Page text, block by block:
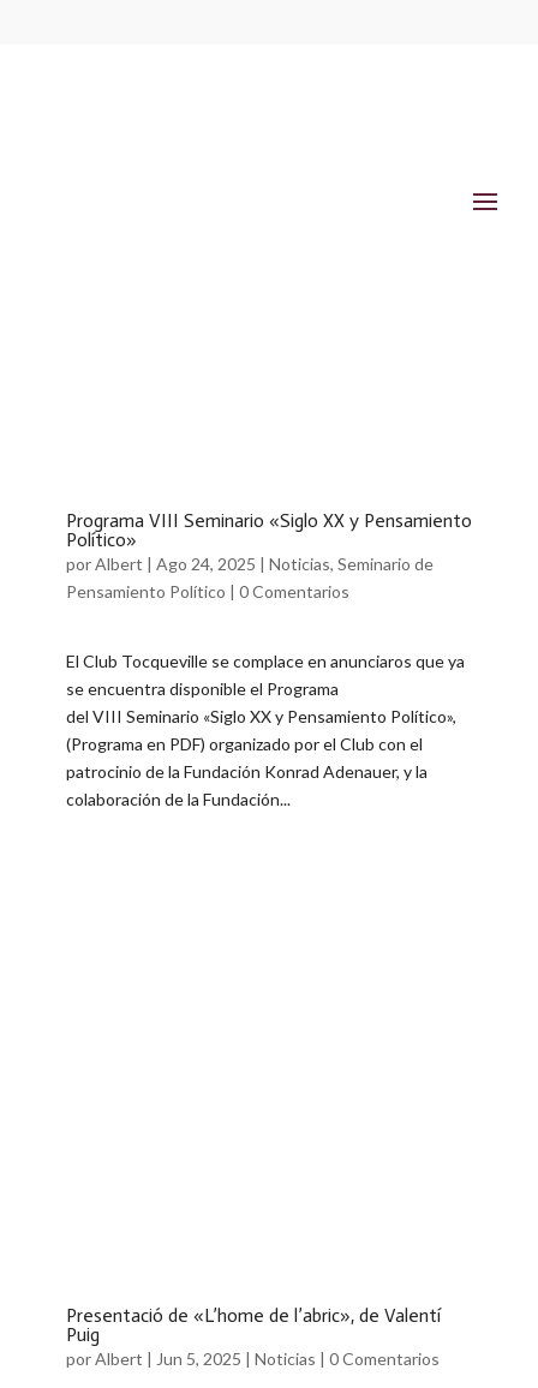
Programa VIII Seminario «Siglo XX y Pensamiento
Político»
porAlbert | Ago 24, 2025 | Noticias, Seminario de
Pensamiento Político | 0 Comentarios
El Club Tocqueville se complace en anunciaros que ya
se encuentra disponible el Programa
del VIII Seminario «Siglo XX y Pensamiento Político»,
(Programa en PDF) organizado por el Club con el
patrocinio de la Fundación Konrad Adenauer, y la
colaboración de la Fundación...
Presentació de «L’home de l’abric», de Valentí
Puig
porAlbert | Jun 5, 2025 | Noticias | 0 Comentarios